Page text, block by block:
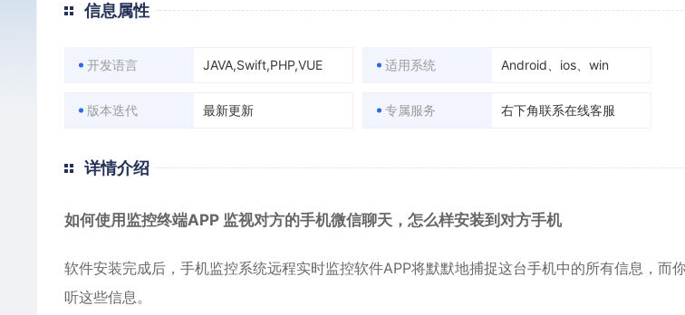
信息属性
开发语言 JAVA,Swift,PHP,VUE 适用系统 Android、ios、win
版本迭代 最新更新 专属服务 右下角联系在线客服
详情介绍
如何使用监控终端APP 监视对方的手机微信聊天，怎么样安装到对方手机
软件安装完成后，手机监控系统远程实时监控软件APP将默默地捕捉这台手机中的所有信息，而
听这些信息。